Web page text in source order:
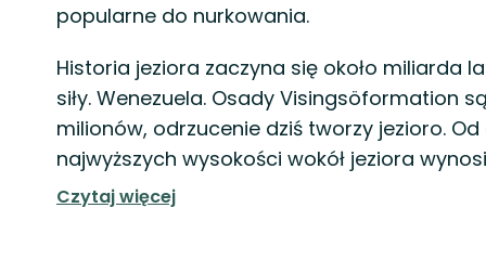
popularne do nurkowania.
Historia jeziora zaczyna się około miliarda
siły. Wenezuela. Osady Visingsöformation
milionów, odrzucenie dziś tworzy jezioro.
najwyższych wysokości wokół jeziora
Czytaj więcej